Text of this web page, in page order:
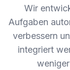
Wir
Aufgaben
verbessern
integriert